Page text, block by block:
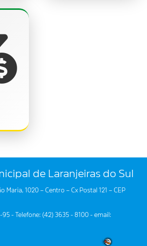
de Laranjeiras do Sul
Maria, 1020 – Centro – Cx Postal 121 – CEP
- Telefone: (42) 3635 - 8100 - email: